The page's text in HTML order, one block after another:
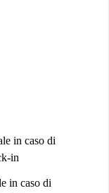
in caso di
in
in caso di